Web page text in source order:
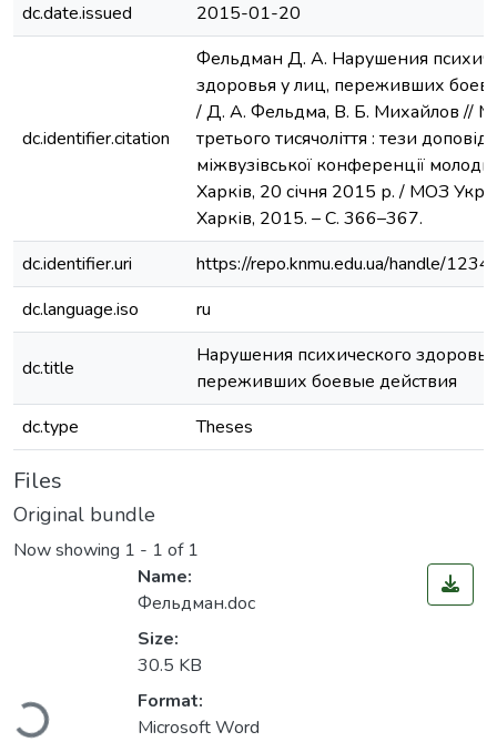
dc.date.issued
2015-01-20
dc.identifier.citation
Фельдман Д. А. Нарушения
здоровья у лиц, переживших
/ Д. А. Фельдма, В. Б. Михайлов //
третього тисячоліття : тези
міжвузівської конференції
Харків, 20 січня 2015 р. / МОЗ
Харків, 2015. – С. 366–367.
dc.identifier.uri
https://repo.knmu.edu.ua/handle/
dc.language.iso
ru
dc.title
Нарушения психического
переживших боевые действия
dc.type
Theses
Files
Original bundle
Now showing 1 - 1 of 1
Name:
Фельдман.doc
Size:
30.5 KB
Format:
Microsoft Word